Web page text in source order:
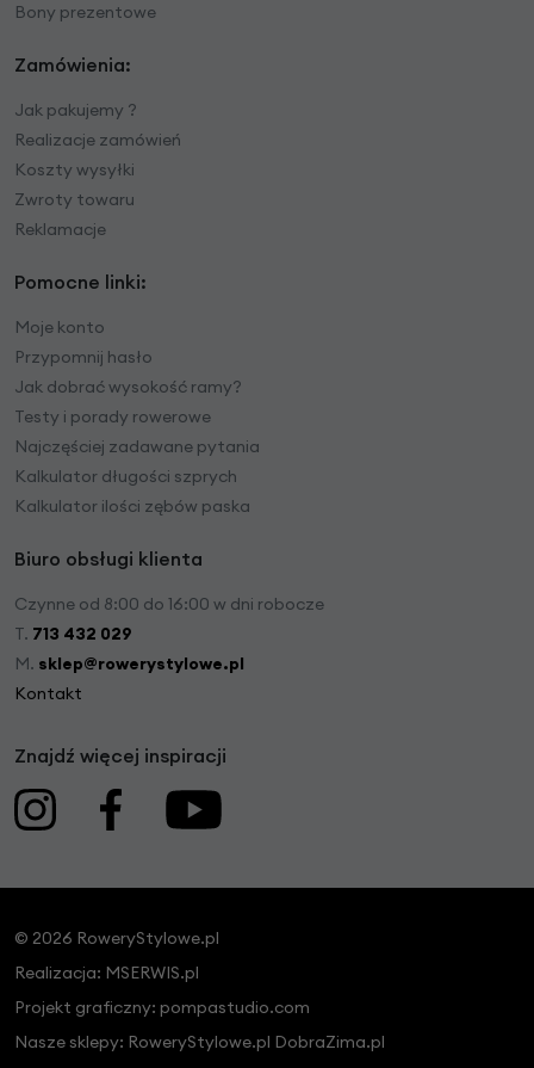
Bony prezentowe
Zamówienia:
Jak pakujemy ?
Realizacje zamówień
Koszty wysyłki
Zwroty towaru
Reklamacje
Pomocne linki:
Moje konto
Przypomnij hasło
Jak dobrać wysokość ramy?
Testy i porady rowerowe
Najczęściej zadawane pytania
Kalkulator długości szprych
Kalkulator ilości zębów paska
Biuro obsługi klienta
Czynne od 8:00 do 16:00 w dni robocze
T. 713 432 029
M. sklep@rowerystylowe.pl
Kontakt
Znajdź więcej inspiracji
© 2026 RoweryStylowe.pl
Realizacja: MSERWIS.pl
Projekt graficzny: pompastudio.com
Nasze sklepy: RoweryStylowe.pl DobraZima.pl